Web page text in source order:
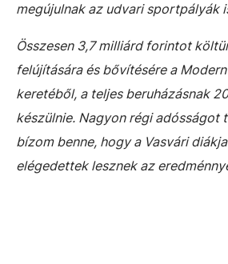
megújulnak az udvari sportpályák
Összesen 3,7 milliárd forintot
felújítására és bővítésére a
keretéből, a teljes beruházásnak
készülnie. Nagyon régi adósságot
bízom benne, hogy a Vasvári
elégedettek lesznek az